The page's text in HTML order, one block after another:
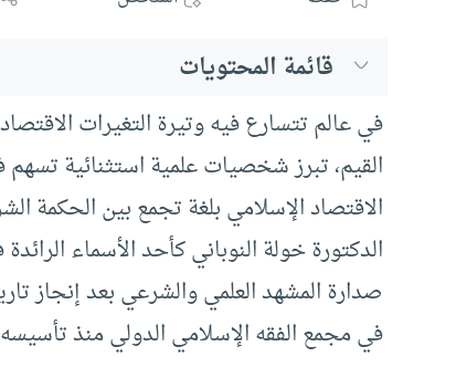
قائمة المحتويات
في عالم تتسارع فيه وتيرة التغيرات
القيم، تبرز شخصيات علمية استثنائية
الاقتصاد الإسلامي بلغة تجمع بين الحكمة
الدكتورة خولة النوباني كأحد الأسماء
صدارة المشهد العلمي والشرعي بعد إنجاز
في مجمع الفقه الإسلامي الدولي منذ